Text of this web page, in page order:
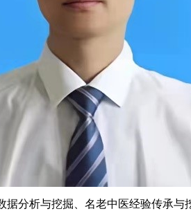
分析与挖掘、名老中医经验传承